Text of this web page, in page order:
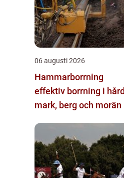
06 augusti 2026
Hammarborrning
effektiv borrning i hård
mark, berg och morän